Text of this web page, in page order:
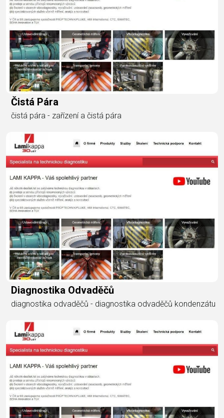
Čistá Pára
čistá pára - zařízení a čistá pára
Diagnostika Odvaděčů
diagnostika odvaděčů - diagnostika odvaděčů kondenzátu